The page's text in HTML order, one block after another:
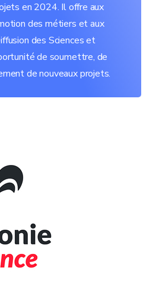
en 2024. Il offre aux
des métiers et aux
des Sciences et
de soumettre, de
de nouveaux projets.